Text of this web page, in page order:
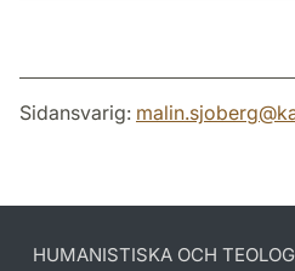
Sidansvarig: malin.sjoberg@
HUMANISTISKA OCH